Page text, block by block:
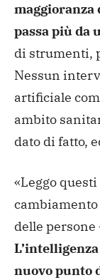
maggioranza
passa più da
di strumenti,
Nessun
artificiale
ambito
dato di fatto,
«Leggo
delle persone
nuovo punto